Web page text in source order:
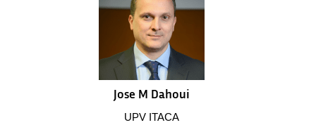
Jose M Dahoui
UPV ITACA